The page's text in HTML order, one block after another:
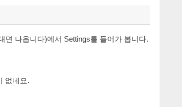
나옵니다)에서 Settings를 들어가 봅니다.
없네요.